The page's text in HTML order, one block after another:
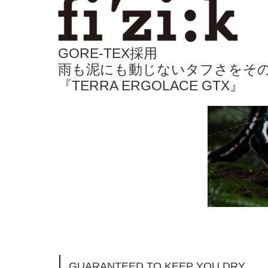
GORE-TEX採用
雨も泥にも動じないタフさをそ
『TERRA ERGOLACE GTX』